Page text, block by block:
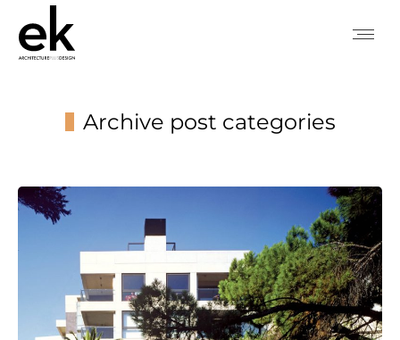
Archive post categories